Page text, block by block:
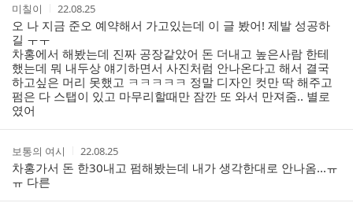
작
성
자
미칠이
작
성
시
간
22.08.25
오 나 지금 준오 예약해서 가고있는데 이 글 봤어! 제발 성공하
길 ㅜㅜ
차홍에서 해봤는데 진짜 공장같았어 돈 더내고 높은사람 한테
했는데 뭐 내두상 얘기하면서 사진처럼 안나온다고 해서 결국
하고싶은 머리 못했고 ㅋㅋㅋㅋㅋ 정말 디자인 컷만 딱 해주고
펌은 다 스탭이 있고 마무리할때만 잠깐 또 와서 만져줌.. 별로
였어
작
성
자
보통의 여시
작
성
시
22.08.25
차홍가서 돈 한30내고 펌해봤는데 내가 생각한대로 안나옴...ㅠ
ㅠ 다른